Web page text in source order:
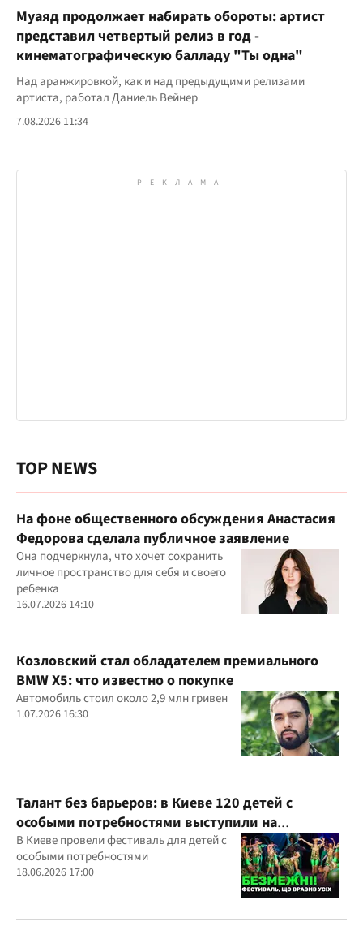
Муаяд продолжает набирать обороты: артист
представил четвертый релиз в год -
кинематографическую балладу "Ты одна"
Над аранжировкой, как и над предыдущими релизами
артиста, работал Даниель Вейнер
7.08.2026 11:34
TOP NEWS
На фоне общественного обсуждения Анастасия
Федорова сделала публичное заявление
Она подчеркнула, что хочет сохранить
личное пространство для себя и своего
ребенка
16.07.2026 14:10
Козловский стал обладателем премиального
BMW X5: что известно о покупке
Автомобиль стоил около 2,9 млн гривен
1.07.2026 16:30
Талант без барьеров: в Киеве 120 детей с
особыми потребностями выступили на
всеукраинском фестивале
В Киеве провели фестиваль для детей с
особыми потребностями
18.06.2026 17:00